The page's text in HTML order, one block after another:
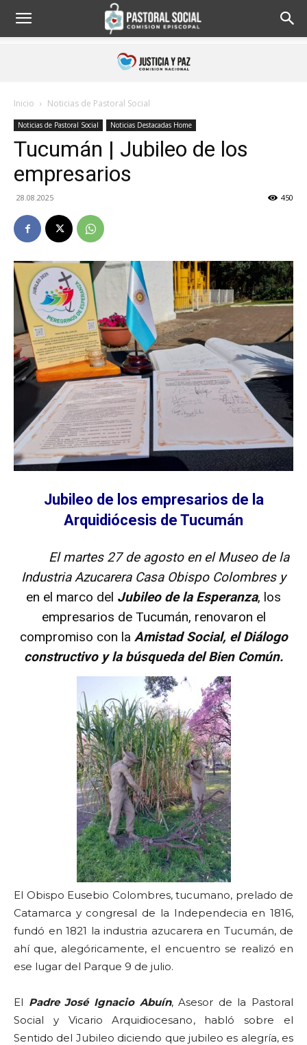
Inicio Noticias de Pastoral Social
Noticias de Pastoral Social Noticias Destacadas Home
Tucumán | Jubileo de los
empresarios
28.08.2025 450
Jubileo de los empresarios de la
Arquidiócesis de Tucumán
El martes 27 de agosto en el Museo de la
Industria Azucarera Casa Obispo Colombres y
en el marco del Jubileo de la Esperanza, los
empresarios de Tucumán, renovaron el
compromiso con la Amistad Social, el Diálogo
constructivo y la búsqueda del Bien Común.
El Obispo Eusebio Colombres, tucumano, prelado de
Catamarca y congresal de la Independecia en 1816,
fundó en 1821 la industria azucarera en Tucumán, de
ahí que, alegóricamente, el encuentro se realizó en
ese lugar del Parque 9 de julio.
El Padre José Ignacio Abuín, Asesor de la Pastoral
Social y Vicario Arquidiocesano, habló sobre el
Sentido del Jubileo diciendo que jubileo es alegría, es